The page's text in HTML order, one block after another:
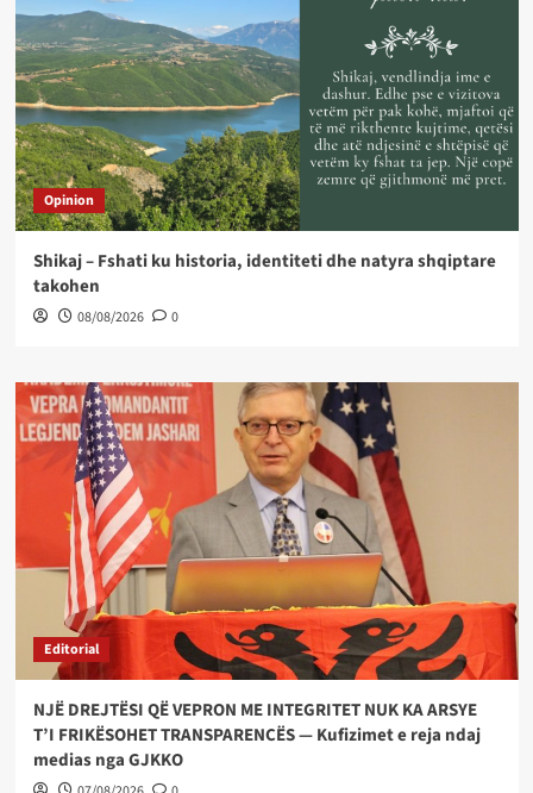
Opinion
Shikaj – Fshati ku historia, identiteti dhe natyra shqiptare
takohen
08/08/2026 0
Editorial
NJË DREJTËSI QË VEPRON ME INTEGRITET NUK KA ARSYE
T’I FRIKËSOHET TRANSPARENCËS — Kufizimet e reja ndaj
medias nga GJKKO